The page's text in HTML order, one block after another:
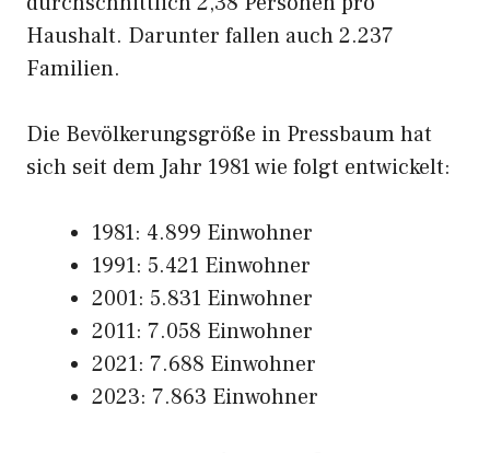
Haushalt. Darunter fallen auch 2.237
Familien.
Die Bevölkerungsgröße in Pressbaum hat
sich seit dem Jahr 1981 wie folgt entwickelt:
1981: 4.899 Einwohner
1991: 5.421 Einwohner
2001: 5.831 Einwohner
2011: 7.058 Einwohner
2021: 7.688 Einwohner
2023: 7.863 Einwohner